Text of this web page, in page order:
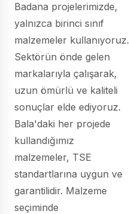
Badana projelerimizde,
yalnızca birinci sınıf
malzemeler kullanıyoruz.
Sektörün önde gelen
markalarıyla çalışarak,
uzun ömürlü ve kaliteli
sonuçlar elde ediyoruz.
Bala'daki her projede
kullandığımız
malzemeler, TSE
standartlarına uygun ve
garantilidir. Malzeme
seçiminde